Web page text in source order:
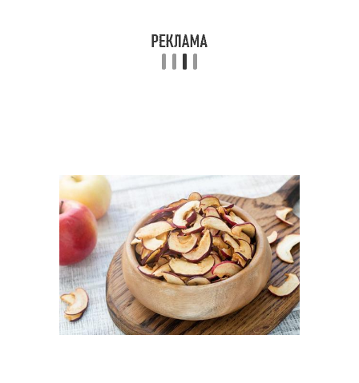
Салат с сушёными
яблоками
Яблоки под проточной
водой
Яблоки в
микроволновке
Яблоки в
электросушилке